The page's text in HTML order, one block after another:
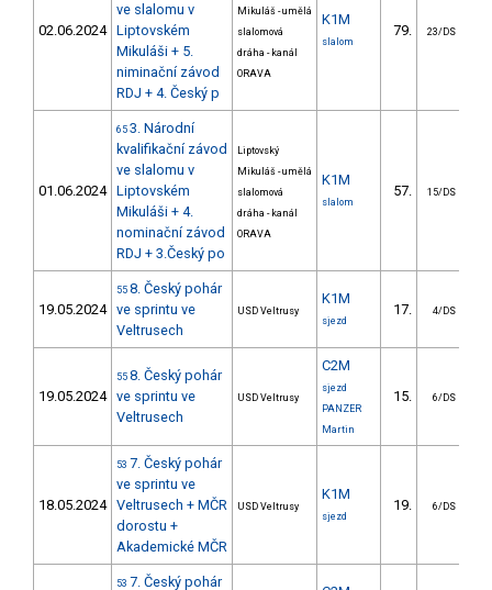
02.06.2024
ve slalomu v
Liptovském
Mikuláši + 5.
niminační závod
RDJ + 4. Český p
Mikuláš - umělá
slalomová
dráha - kanál
ORAVA
K1M
slalom
79. 23/DS
01.06.2024
65 3. Národní
kvalifikační závod
ve slalomu v
Liptovském
Mikuláši + 4.
nominační závod
RDJ + 3.Český po
Liptovský
Mikuláš - umělá
slalomová
dráha - kanál
ORAVA
K1M
slalom
57. 15/DS
19.05.2024
55 8. Český pohár
ve sprintu ve
Veltrusech
USD Veltrusy
K1M
sjezd
17. 4/DS
19.05.2024
55 8. Český pohár
ve sprintu ve
Veltrusech
USD Veltrusy
C2M
sjezd
PANZER
Martin
15. 6/DS
18.05.2024
53 7. Český pohár
ve sprintu ve
Veltrusech + MČR
dorostu +
Akademické MČR
USD Veltrusy
K1M
sjezd
19. 6/DS
53 7. Český pohár